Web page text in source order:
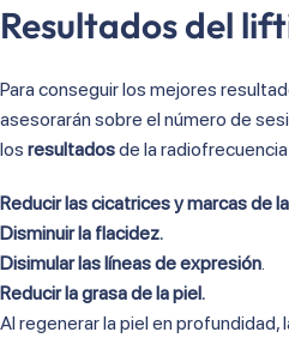
Resultados del
Para conseguir los mejores
asesorarán sobre el número de
los resultadosde la
Reducir las cicatrices y marcas de
Disminuir la flacidez.
Disimular las líneas de expresión.
Reducir la grasa de la piel.
Al regenerar la piel en